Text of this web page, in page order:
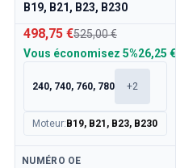
B19, B21, B23, B230
498,75 €525,00 €
Vous économisez 5%26,25 €
240, 740, 760, 780 +2
Moteur: B19, B21, B23, B230
Disponible
NUMÉRO OE